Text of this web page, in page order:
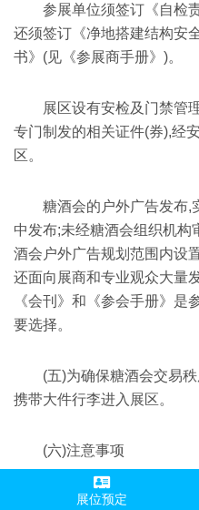
参展单位须签订《自检
还须签订《净地搭建结构安
书》(见《参展商手册》)。
展区设有安检及门禁管
专门制发的相关证件(券),经
区。
糖酒会的户外广告发布,
中发布;未经糖酒会组织机构
酒会户外广告规划范围内设
还面向展商和专业观众大量
《会刊》和《参会手册》是
要选择。
(五)为确保糖酒会交易
携带大件行李进入展区。
(六)注意事项
1.糖酒会是专业性质的
展位预定